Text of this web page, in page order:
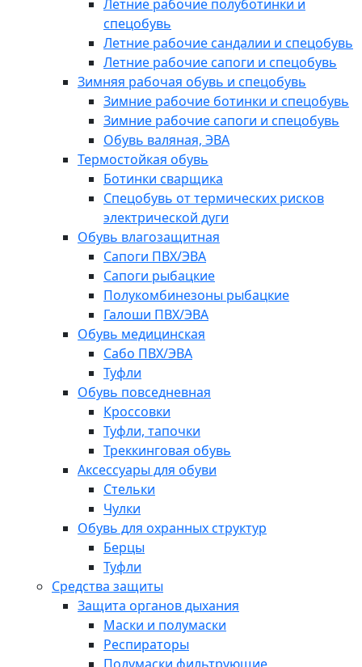
Летние рабочие полуботинки и
спецобувь
Летние рабочие сандалии и спецобувь
Летние рабочие сапоги и спецобувь
Зимняя рабочая обувь и спецобувь
Зимние рабочие ботинки и спецобувь
Зимние рабочие сапоги и спецобувь
Обувь валяная, ЭВА
Термостойкая обувь
Ботинки сварщика
Спецобувь от термических рисков
электрической дуги
Обувь влагозащитная
Сапоги ПВХ/ЭВА
Сапоги рыбацкие
Полукомбинезоны рыбацкие
Галоши ПВХ/ЭВА
Обувь медицинская
Сабо ПВХ/ЭВА
Туфли
Обувь повседневная
Кроссовки
Туфли, тапочки
Треккинговая обувь
Аксессуары для обуви
Стельки
Чулки
Обувь для охранных структур
Берцы
Туфли
Средства защиты
Защита органов дыхания
Маски и полумаски
Респираторы